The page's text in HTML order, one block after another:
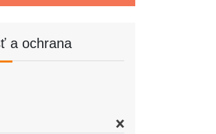
a ochrana